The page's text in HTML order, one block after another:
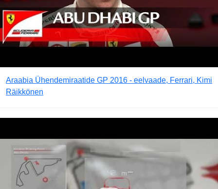
Araabia Ühendemiraatide GP 2016 - eelvaade, Ferrari, Kimi
Räikkönen